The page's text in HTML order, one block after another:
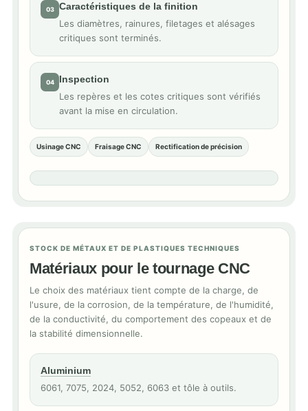
03
Caractéristiques de la finition
Les diamètres, rainures, filetages et alésages
critiques sont terminés.
04
Inspection
Les repères et les cotes critiques sont vérifiés
avant la mise en circulation.
Usinage CNC Fraisage CNC Rectification de précision
STOCK DE MÉTAUX ET DE PLASTIQUES TECHNIQUES
Matériaux pour le tournage CNC
Le choix des matériaux tient compte de la charge, de
l'usure, de la corrosion, de la température, de l'humidité,
de la conductivité, du comportement des copeaux et de
la stabilité dimensionnelle.
Aluminium
6061, 7075, 2024, 5052, 6063 et tôle à outils.